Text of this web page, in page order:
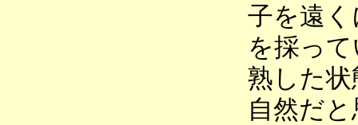
子を遠
を採っ
熟した
自然だ